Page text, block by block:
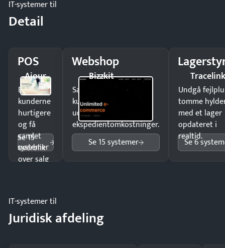
IT-systemer til
Detail
POS
Ajour
Ekspedér
kunderne
hurtigere
og få
samlet
overblik
over salg
Se 15
systemer
Webshop
Bizzkit
Sælg produkter 24/7 til
kunder i hele landet
uden
ekspedientomkostninger.
Se 15 systemer
Undgå
tomme
med et lager
opdateret i
realtid.
Se 6
IT-systemer til
Juridisk afdeling